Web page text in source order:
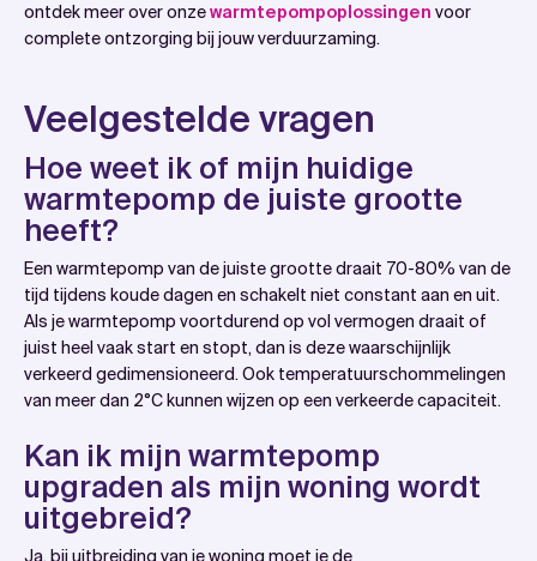
ontdek meer over onzewarmtepompoplossingen voor
complete ontzorging bij jouw verduurzaming.
Veelgestelde vragen
Hoe weet ik of mijn huidige
warmtepomp de juiste grootte
heeft?
Een warmtepomp van de juiste grootte draait 70-80% van de
tijd tijdens koude dagen en schakelt niet constant aan en uit.
Als je warmtepomp voortdurend op vol vermogen draait of
juist heel vaak start en stopt, dan is deze waarschijnlijk
verkeerd gedimensioneerd. Ook temperatuurschommelingen
van meer dan 2°C kunnen wijzen op een verkeerde capaciteit.
Kan ik mijn warmtepomp
upgraden als mijn woning wordt
uitgebreid?
Ja, bij uitbreiding van je woning moet je de